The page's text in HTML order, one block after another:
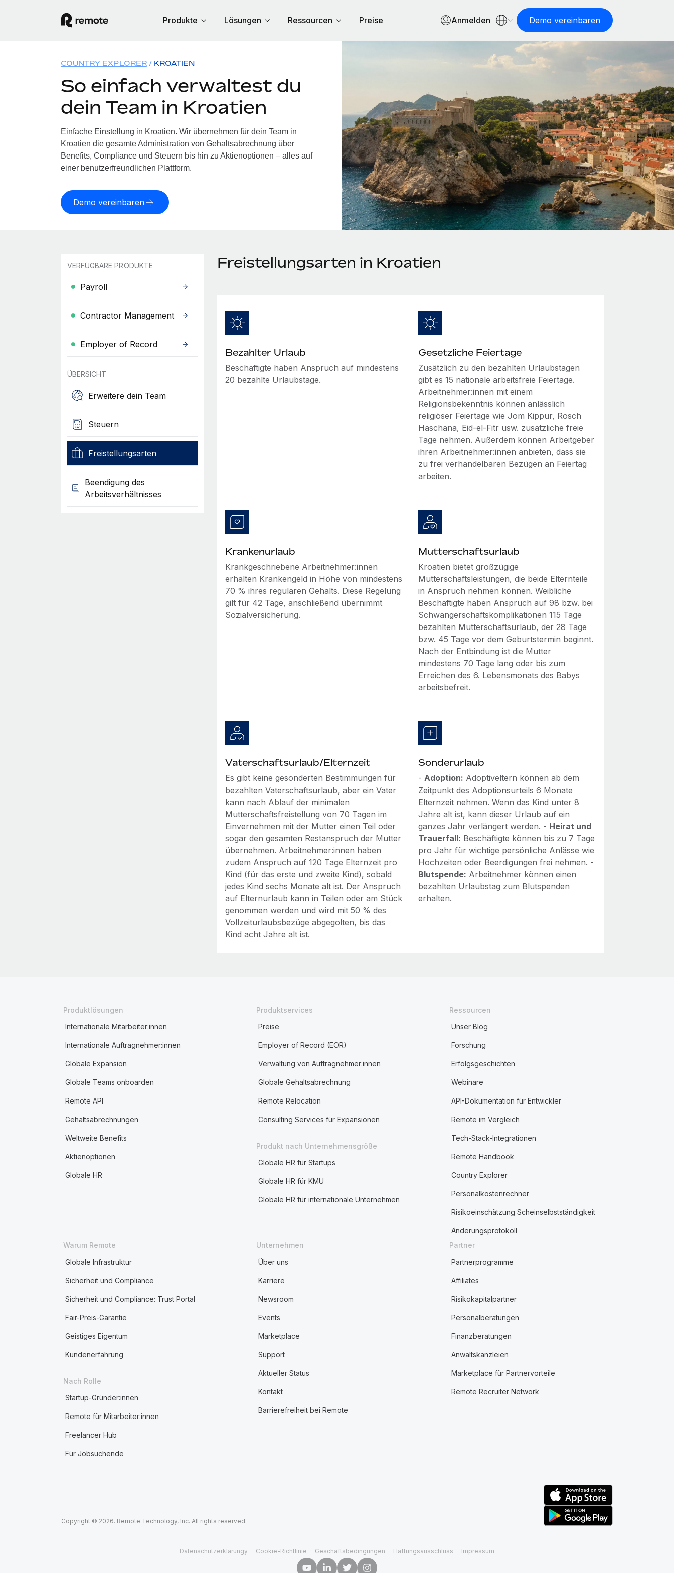
Produkte Lösungen Ressourcen Preise Anmelden Demo vereinbaren
COUNTRY EXPLORER KROATIEN
So einfach verwaltest du
dein Team in Kroatien
Einfache Einstellung in Kroatien. Wir übernehmen für dein Team in
Kroatien die gesamte Administration von Gehaltsabrechnung über
Benefits, Compliance und Steuern bis hin zu Aktienoptionen – alles auf
einer benutzerfreundlichen Plattform.
Demo vereinbaren
VERFÜGBARE PRODUKTE
Payroll
Contractor Management
Employer of Record
ÜBERSICHT
Erweitere dein Team
Steuern
Freistellungsarten
Beendigung des
Arbeitsverhältnisses
Freistellungsarten in Kroatien
Bezahlter Urlaub
Beschäftigte haben Anspruch auf mindestens
20 bezahlte Urlaubstage.
Gesetzliche Feiertage
Zusätzlich zu den bezahlten Urlaubstagen
gibt es 15 nationale arbeitsfreie Feiertage.
Arbeitnehmer:innen mit einem
Religionsbekenntnis können anlässlich
religiöser Feiertage wie Jom Kippur, Rosch
Haschana, Eid-el-Fitr usw. zusätzliche freie
Tage nehmen. Außerdem können Arbeitgeber
ihren Arbeitnehmer:innen anbieten, dass sie
zu frei verhandelbaren Bezügen an Feiertag
arbeiten.
Krankenurlaub
Krankgeschriebene Arbeitnehmer:innen
erhalten Krankengeld in Höhe von mindestens
70 % ihres regulären Gehalts. Diese Regelung
gilt für 42 Tage, anschließend übernimmt
Sozialversicherung.
Mutterschaftsurlaub
Kroatien bietet großzügige
Mutterschaftsleistungen, die beide Elternteile
in Anspruch nehmen können. Weibliche
Beschäftigte haben Anspruch auf 98 bzw. bei
Schwangerschaftskomplikationen 115 Tage
bezahlten Mutterschaftsurlaub, der 28 Tage
bzw. 45 Tage vor dem Geburtstermin beginnt.
Nach der Entbindung ist die Mutter
mindestens 70 Tage lang oder bis zum
Erreichen des 6. Lebensmonats des Babys
arbeitsbefreit.
Vaterschaftsurlaub/Elternzeit
Es gibt keine gesonderten Bestimmungen für
bezahlten Vaterschaftsurlaub, aber ein Vater
kann nach Ablauf der minimalen
Mutterschaftsfreistellung von 70 Tagen im
Einvernehmen mit der Mutter einen Teil oder
sogar den gesamten Restanspruch der Mutter
übernehmen. Arbeitnehmer:innen haben
zudem Anspruch auf 120 Tage Elternzeit pro
Kind (für das erste und zweite Kind), sobald
jedes Kind sechs Monate alt ist. Der Anspruch
auf Elternurlaub kann in Teilen oder am Stück
genommen werden und wird mit 50 % des
Vollzeiturlaubsbezüge abgegolten, bis das
Kind acht Jahre alt ist.
Sonderurlaub
-Adoption: Adoptiveltern können ab dem
Zeitpunkt des Adoptionsurteils 6 Monate
Elternzeit nehmen. Wenn das Kind unter 8
Jahre alt ist, kann dieser Urlaub auf ein
ganzes Jahr verlängert werden. - Heirat und
Trauerfall: Beschäftigte können bis zu 7 Tage
pro Jahr für wichtige persönliche Anlässe wie
Hochzeiten oder Beerdigungen frei nehmen. -
Blutspende: Arbeitnehmer können einen
bezahlten Urlaubstag zum Blutspenden
erhalten.
Produktlösungen
Internationale Mitarbeiter:innen
Internationale Auftragnehmer:innen
Globale Expansion
Globale Teams onboarden
Remote API
Gehaltsabrechnungen
Weltweite Benefits
Aktienoptionen
Globale HR
Produktservices
Preise
Employer of Record (EOR)
Verwaltung von Auftragnehmer:innen
Globale Gehaltsabrechnung
Remote Relocation
Consulting Services für Expansionen
Produkt nach Unternehmensgröße
Globale HR für Startups
Globale HR für KMU
Globale HR für internationale Unternehmen
Ressourcen
Unser Blog
Forschung
Erfolgsgeschichten
Webinare
API-Dokumentation für Entwickler
Remote im Vergleich
Tech-Stack-Integrationen
Remote Handbook
Country Explorer
Personalkostenrechner
Risikoeinschätzung Scheinselbstständigkeit
Änderungsprotokoll
Warum Remote
Globale Infrastruktur
Sicherheit und Compliance
Sicherheit und Compliance: Trust Portal
Fair-Preis-Garantie
Geistiges Eigentum
Kundenerfahrung
Nach Rolle
Startup-Gründer:innen
Remote für Mitarbeiter:innen
Freelancer Hub
Für Jobsuchende
Unternehmen
Über uns
Karriere
Newsroom
Events
Marketplace
Support
Aktueller Status
Kontakt
Barrierefreiheit bei Remote
Partner
Partnerprogramme
Affiliates
Risikokapitalpartner
Personalberatungen
Finanzberatungen
Anwaltskanzleien
Marketplace für Partnervorteile
Remote Recruiter Network
Copyright © 2026. Remote Technology, Inc. All rights reserved.
Datenschutzerklärungy Cookie-Richtlinie Geschäftsbedingungen Haftungsausschluss Impressum